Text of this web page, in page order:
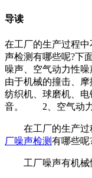
导读
在工厂的生产过程
声检测有哪些呢?
噪声、空气动力性
由于机械的撞击、
纺织机、球磨机、
音。 2、空气动力
在工厂的生产过
厂噪声检测有哪些呢
工厂噪声有机械